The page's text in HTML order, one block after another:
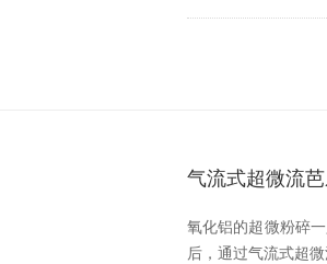
气流式超微流
氧化铝的超微粉碎一
后，通过气流式超